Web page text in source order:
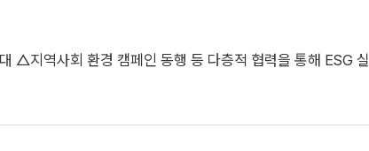
△지역사회 환경 캠페인 동행 등 다층적 협력을 통해 ESG 실